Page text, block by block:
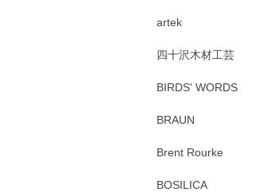
artek
四十沢木材工芸
BIRDS' WORDS
BRAUN
Brent Rourke
BOSILICA